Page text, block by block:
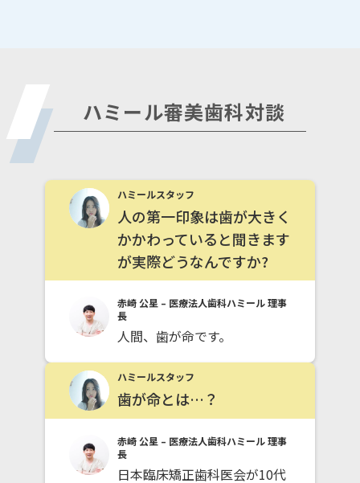
ハミール審美歯科対談
ハミールスタッフ
人の第一印象は歯が大きく
かかわっていると聞きます
が実際どうなんですか?
赤崎 公星 – 医療法人歯科ハミール 理事
長
人間、歯が命です。
ハミールスタッフ
歯が命とは…？
赤崎 公星 – 医療法人歯科ハミール 理事
長
日本臨床矯正歯科医会が10代